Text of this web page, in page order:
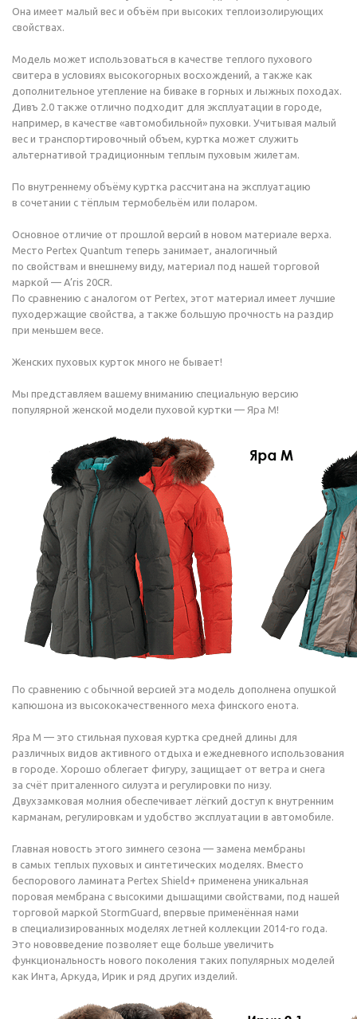
Она имеет малый вес и объём при высоких теплоизолирующих
свойствах.
Модель может использоваться в качестве теплого пухового
свитера в условиях высокогорных восхождений, а также как
дополнительное утепление на биваке в горных и лыжных походах.
Дивъ 2.0 также отлично подходит для эксплуатации в городе,
например, в качестве «автомобильной» пуховки. Учитывая малый
вес и транспортировочный объем, куртка может служить
альтернативой традиционным теплым пуховым жилетам.
По внутреннему объёму куртка рассчитана на эксплуатацию
в сочетании с тёплым термобельём или поларом.
Основное отличие от прошлой версий в новом материале верха.
Место Pertex Quantum теперь занимает, аналогичный
по свойствам и внешнему виду, материал под нашей торговой
маркой — A’ris 20CR.
По сравнению с аналогом от Pertex, этот материал имеет лучшие
пуходержащие свойства, а также большую прочность на раздир
при меньшем весе.
Женских пуховых курток много не бывает!
Мы представляем вашему вниманию специальную версию
популярной женской модели пуховой куртки — Яра М!
По сравнению с обычной версией эта модель дополнена опушкой
капюшона из высококачественного меха финского енота.
Яра М — это стильная пуховая куртка средней длины для
различных видов активного отдыха и ежедневного использования
в городе. Хорошо облегает фигуру, защищает от ветра и снега
за счёт приталенного силуэта и регулировки по низу.
Двухзамковая молния обеспечивает лёгкий доступ к внутренним
карманам, регулировкам и удобство эксплуатации в автомобиле.
Главная новость этого зимнего сезона — замена мембраны
в самых теплых пуховых и синтетических моделях. Вместо
беспорового ламината Pertex Shield+ применена уникальная
поровая мембрана с высокими дышащими свойствами, под нашей
торговой маркой StormGuard, впервые применённая нами
в специализированных моделях летней коллекции 2014-го года.
Это нововведение позволяет еще больше увеличить
функциональность нового поколения таких популярных моделей
как Инта, Аркуда, Ирик и ряд других изделий.